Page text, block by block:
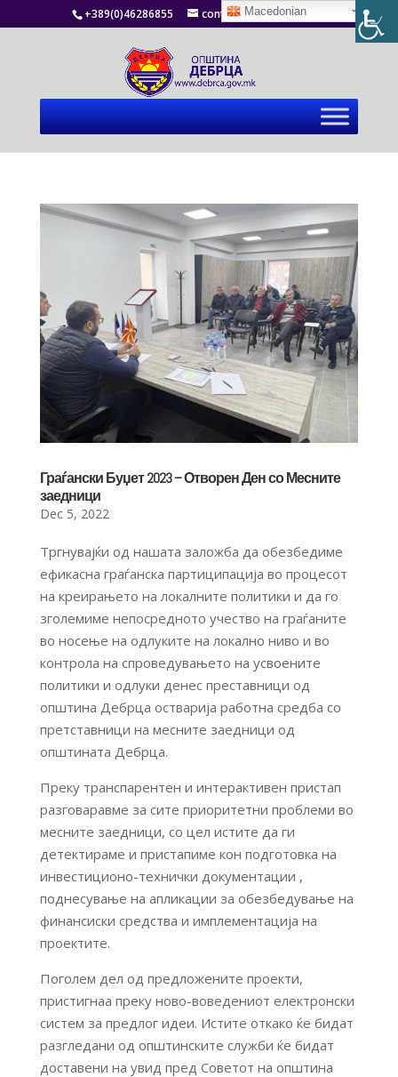
+389(0)46286855 contact@debrca.gov.mk
Граѓански Буџет 2023 – Отворен Ден со Месните
заедници
Dec 5, 2022
Тргнувајќи од нашата заложба да обезбедиме
ефикасна граѓанска партиципација во процесот
на креирањето на локалните политики и да го
зголемиме непосредното учество на граѓаните
во носење на одлуките на локално ниво и во
контрола на спроведувањето на усвоените
политики и одлуки денес преставници од
општина Дебрца остварија работна средба со
претставници на месните заедници од
општината Дебрца.
Преку транспарентен и интерактивен пристап
разговаравме за сите приоритетни проблеми во
месните заедници, со цел истите да ги
детектираме и пристапиме кон подготовка на
инвестиционо-технички документации ,
поднесување на апликации за обезбедување на
финансиски средства и имплементација на
проектите.
Поголем дел од предложените проекти,
пристигнаа преку ново-воведениот електронски
систем за предлог идеи. Истите откако ќе бидат
разгледани од општинските служби ќе бидат
доставени на увид пред Советот на општина
Macedonian